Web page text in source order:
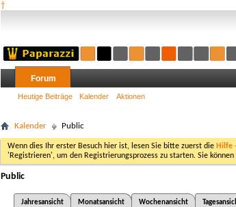
†
Forum
Heutige Beiträge Kalender Aktionen
Kalender Public
Wenn dies Ihr erster Besuch hier ist, lesen Sie bitte zuerst die Hilfe
'Registrieren', um den Registrierungsprozess zu starten. Sie
Public
Jahresansicht
Monatsansicht Wochenansicht